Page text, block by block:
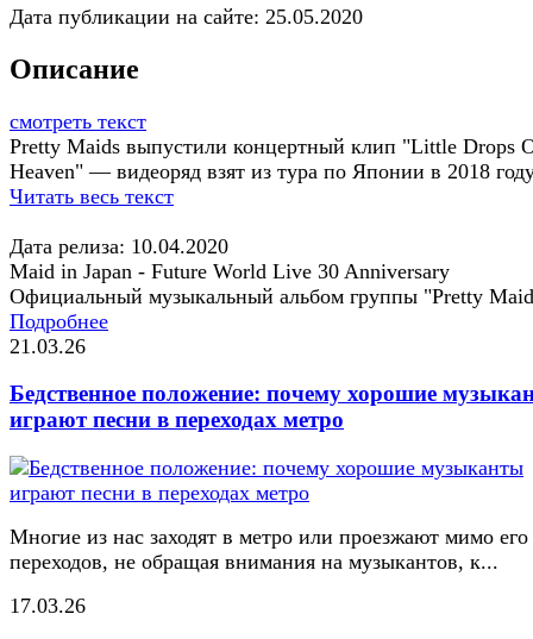
Дата публикации на сайте: 25.05.2020
Описание
смотреть текст
Pretty Maids выпустили концертный клип "Little Drops
Heaven" — видеоряд взят из тура по Японии в 2018
Читать весь текст
Дата релиза: 10.04.2020
Maid in Japan - Future World Live 30 Anniversary
Официальный музыкальный альбом группы "Pretty
Подробнее
21.03.26
Бедственное положение: почему хорошие
играют песни в переходах метро
Многие из нас заходят в метро или проезжают мимо его
переходов, не обращая внимания на музыкантов, к...
17.03.26